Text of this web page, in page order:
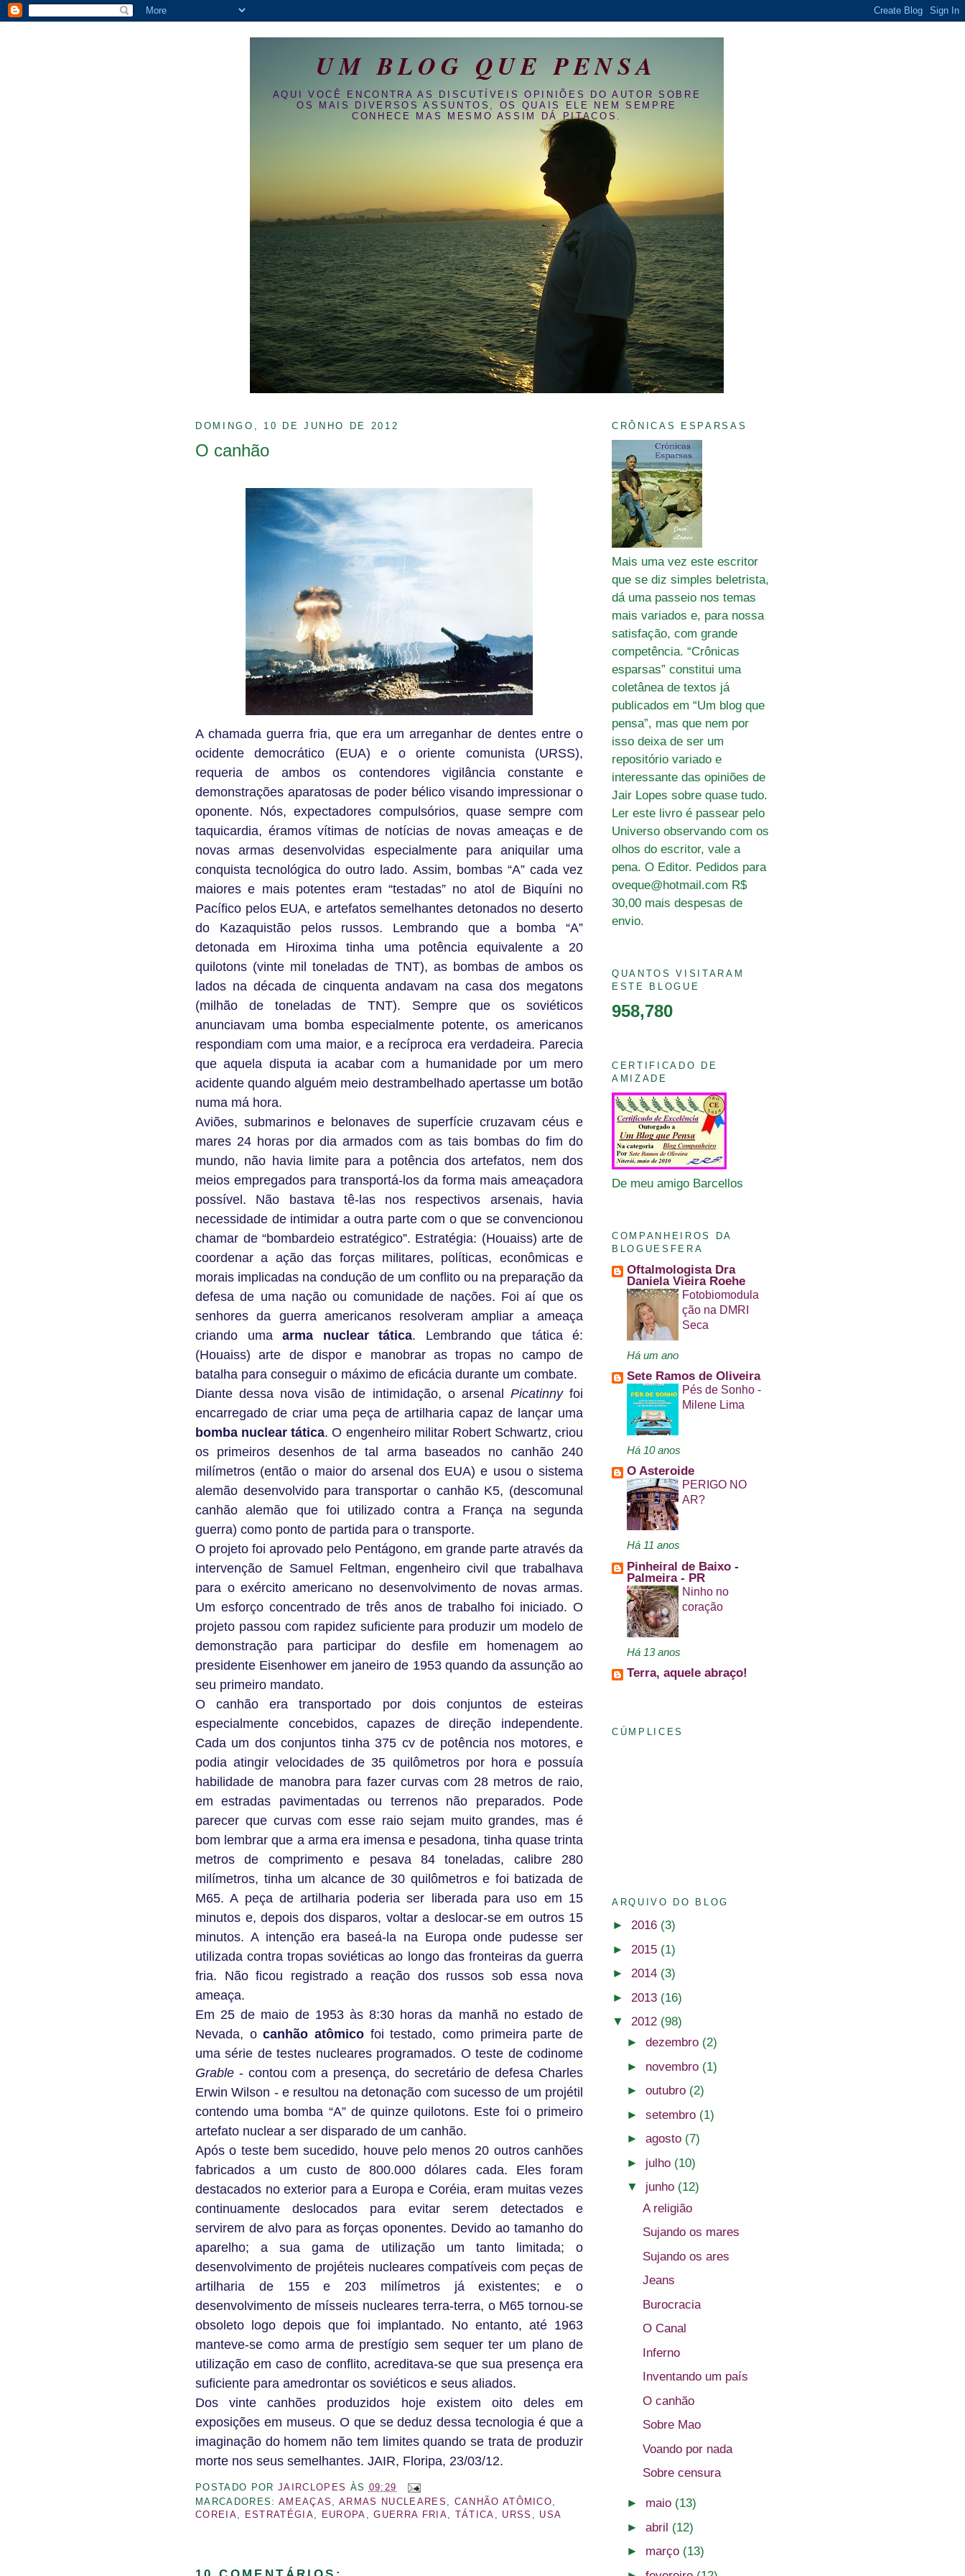
UM BLOG QUE PENSA
AQUI VOCÊ ENCONTRA AS DISCUTÍVEIS OPINIÕES DO AUTOR SOBRE
OS MAIS DIVERSOS ASSUNTOS, OS QUAIS ELE NEM SEMPRE
CONHECE MAS MESMO ASSIM DÁ PITACOS.
DOMINGO, 10 DE JUNHO DE 2012
O canhão
A chamada guerra fria, que era um arreganhar de dentes entre o
ocidente democrático (EUA) e o oriente comunista (URSS),
requeria de ambos os contendores vigilância constante e
demonstrações aparatosas de poder bélico visando impressionar o
oponente. Nós, expectadores compulsórios, quase sempre com
taquicardia, éramos vítimas de notícias de novas ameaças e de
novas armas desenvolvidas especialmente para aniquilar uma
conquista tecnológica do outro lado. Assim, bombas “A” cada vez
maiores e mais potentes eram “testadas” no atol de Biquíni no
Pacífico pelos EUA, e artefatos semelhantes detonados no deserto
do Kazaquistão pelos russos. Lembrando que a bomba “A”
detonada em Hiroxima tinha uma potência equivalente a 20
quilotons (vinte mil toneladas de TNT), as bombas de ambos os
lados na década de cinquenta andavam na casa dos megatons
(milhão de toneladas de TNT). Sempre que os soviéticos
anunciavam uma bomba especialmente potente, os americanos
respondiam com uma maior, e a recíproca era verdadeira. Parecia
que aquela disputa ia acabar com a humanidade por um mero
acidente quando alguém meio destrambelhado apertasse um botão
numa má hora.
Aviões, submarinos e belonaves de superfície cruzavam céus e
mares 24 horas por dia armados com as tais bombas do fim do
mundo, não havia limite para a potência dos artefatos, nem dos
meios empregados para transportá-los da forma mais ameaçadora
possível. Não bastava tê-las nos respectivos arsenais, havia
necessidade de intimidar a outra parte com o que se convencionou
chamar de “bombardeio estratégico”. Estratégia: (Houaiss) arte de
coordenar a ação das forças militares, políticas, econômicas e
morais implicadas na condução de um conflito ou na preparação da
defesa de uma nação ou comunidade de nações. Foi aí que os
senhores da guerra americanos resolveram ampliar a ameaça
criando uma arma nuclear tática. Lembrando que tática é:
(Houaiss) arte de dispor e manobrar as tropas no campo de
batalha para conseguir o máximo de eficácia durante um combate.
Diante dessa nova visão de intimidação, o arsenal Picatinnyfoi
encarregado de criar uma peça de artilharia capaz de lançar uma
bomba nuclear tática. O engenheiro militar Robert Schwartz, criou
os primeiros desenhos de tal arma baseados no canhão 240
milímetros (então o maior do arsenal dos EUA) e usou o sistema
alemão desenvolvido para transportar o canhão K5, (descomunal
canhão alemão que foi utilizado contra a França na segunda
guerra) como ponto de partida para o transporte.
O projeto foi aprovado pelo Pentágono, em grande parte através da
intervenção de Samuel Feltman, engenheiro civil que trabalhava
para o exército americano no desenvolvimento de novas armas.
Um esforço concentrado de três anos de trabalho foi iniciado. O
projeto passou com rapidez suficiente para produzir um modelo de
demonstração para participar do desfile em homenagem ao
presidente Eisenhower em janeiro de 1953 quando da assunção ao
seu primeiro mandato.
O canhão era transportado por dois conjuntos de esteiras
especialmente concebidos, capazes de direção independente.
Cada um dos conjuntos tinha 375 cv de potência nos motores, e
podia atingir velocidades de 35 quilômetros por hora e possuía
habilidade de manobra para fazer curvas com 28 metros de raio,
em estradas pavimentadas ou terrenos não preparados. Pode
parecer que curvas com esse raio sejam muito grandes, mas é
bom lembrar que a arma era imensa e pesadona, tinha quase trinta
metros de comprimento e pesava 84 toneladas, calibre 280
milímetros, tinha um alcance de 30 quilômetros e foi batizada de
M65. A peça de artilharia poderia ser liberada para uso em 15
minutos e, depois dos disparos, voltar a deslocar-se em outros 15
minutos. A intenção era baseá-la na Europa onde pudesse ser
utilizada contra tropas soviéticas ao longo das fronteiras da guerra
fria. Não ficou registrado a reação dos russos sob essa nova
ameaça.
Em 25 de maio de 1953 às 8:30 horas da manhã no estado de
Nevada, ocanhão atômico foi testado, como primeira parte de
uma série de testes nucleares programados. O teste de codinome
Grable - contou com a presença, do secretário de defesa Charles
Erwin Wilson - e resultou na detonação com sucesso de um projétil
contendo uma bomba “A” de quinze quilotons. Este foi o primeiro
artefato nuclear a ser disparado de um canhão.
Após o teste bem sucedido, houve pelo menos 20 outros canhões
fabricados a um custo de 800.000 dólares cada. Eles foram
destacados no exterior para a Europa e Coréia, eram muitas vezes
continuamente deslocados para evitar serem detectados e
servirem de alvo para as forças oponentes. Devido ao tamanho do
aparelho; a sua gama de utilização um tanto limitada; o
desenvolvimento de projéteis nucleares compatíveis com peças de
artilharia de 155 e 203 milímetros já existentes; e o
desenvolvimento de mísseis nucleares terra-terra, o M65 tornou-se
obsoleto logo depois que foi implantado. No entanto, até 1963
manteve-se como arma de prestígio sem sequer ter um plano de
utilização em caso de conflito, acreditava-se que sua presença era
suficiente para amedrontar os soviéticos e seus aliados.
Dos vinte canhões produzidos hoje existem oito deles em
exposições em museus. O que se deduz dessa tecnologia é que a
imaginação do homem não tem limites quando se trata de produzir
morte nos seus semelhantes. JAIR, Floripa, 23/03/12.
POSTADO POR JAIRCLOPES ÀS 09:29
MARCADORES: AMEAÇAS , ARMAS NUCLEARES , CANHÃO ATÔMICO,
COREIA, ESTRATÉGIA, EUROPA ,GUERRA FRIA, TÁTICA , URSS , USA
CRÔNICAS ESPARSAS
Mais uma vez este escritor
que se diz simples beletrista,
dá uma passeio nos temas
mais variados e, para nossa
satisfação, com grande
competência. “Crônicas
esparsas” constitui uma
coletânea de textos já
publicados em “Um blog que
pensa”, mas que nem por
isso deixa de ser um
repositório variado e
interessante das opiniões de
Jair Lopes sobre quase tudo.
Ler este livro é passear pelo
Universo observando com os
olhos do escritor, vale a
pena. O Editor. Pedidos para
oveque@hotmail.com R$
30,00 mais despesas de
envio.
QUANTOS VISITARAM
ESTE BLOGUE
958,780
CERTIFICADO DE
AMIZADE
De meu amigo Barcellos
COMPANHEIROS DA
BLOGUESFERA
Oftalmologista Dra
Daniela Vieira Roehe
Fotobiomodula
ção na DMRI
Seca
Há um ano
Sete Ramos de Oliveira
Pés de Sonho -
Milene Lima
Há 10 anos
O Asteroide
PERIGO NO
AR?
Há 11 anos
Pinheiral de Baixo -
Palmeira - PR
Ninho no
coração
Há 13 anos
Terra, aquele abraço!
CÚMPLICES
ARQUIVO DO BLOG
► 2016 (3)
► 2015 (1)
► 2014 (3)
► 2013 (16)
▼ 2012 (98)
►dezembro (2)
► novembro (1)
►outubro (2)
►setembro (1)
►agosto (7)
► julho (10)
▼ junho (12)
A religião
Sujando os mares
Sujando os ares
Jeans
Burocracia
O Canal
Inferno
Inventando um país
O canhão
Sobre Mao
Voando por nada
Sobre censura
► maio (13)
►abril (12)
► março (13)